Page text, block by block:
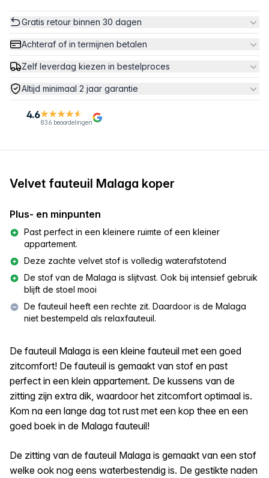
Gratis retour binnen 30 dagen
Achteraf of in termijnen betalen
Zelf leverdag kiezen in bestelproces
Altijd minimaal 2 jaar garantie
4.6
836 beoordelingen
Velvet fauteuil Malaga koper
Plus- en minpunten
Past perfect in een kleinere ruimte of een kleiner
appartement.
Deze zachte velvet stof is volledig waterafstotend
De stof van de Malaga is slijtvast. Ook bij intensief gebruik
blijft de stoel mooi
De fauteuil heeft een rechte zit. Daardoor is de Malaga
niet bestempeld als relaxfauteuil.
De fauteuil Malaga is een kleine fauteuil met een goed
zitcomfort! De fauteuil is gemaakt van stof en past
perfect in een klein appartement. De kussens van de
zitting zijn extra dik, waardoor het zitcomfort optimaal is.
Kom na een lange dag tot rust met een kop thee en een
goed boek in de Malaga fauteuil!
De zitting van de fauteuil Malaga is gemaakt van een stof
welke ook nog eens waterbestendig is. De gestikte naden